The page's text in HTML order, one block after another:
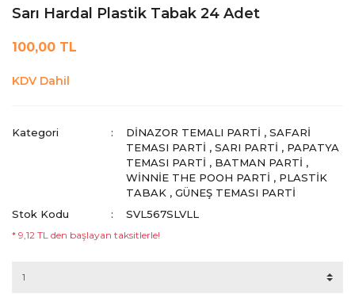
Sarı Hardal Plastik Tabak 24 Adet
100,00 TL
KDV Dahil
Kategori DINAZOR TEMALI PARTI ,SAFARI
TEMASI PARTI ,SARI PARTI , PAPATYA
TEMASI PARTI , BATMAN PARTI ,
WINNIE THE POOH PARTI , PLASTIK
TABAK ,GÜNEŞ TEMASI PARTI
Stok Kodu
SVL567SLVLL
* 9,12 TL den başlayan taksitlerle!